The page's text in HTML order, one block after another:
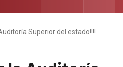
Superior del estado!!!!